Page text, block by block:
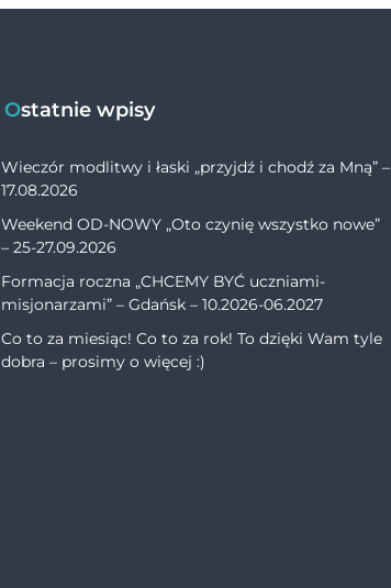
Ostatnie wpisy
Wieczór modlitwy i łaski „przyjdź i chodź za Mną” –
17.08.2026
Weekend OD-NOWY „Oto czynię wszystko nowe”
– 25-27.09.2026
Formacja roczna „CHCEMY BYĆ uczniami-
misjonarzami” – Gdańsk – 10.2026-06.2027
Co to za miesiąc! Co to za rok! To dzięki Wam tyle
dobra – prosimy o więcej :)